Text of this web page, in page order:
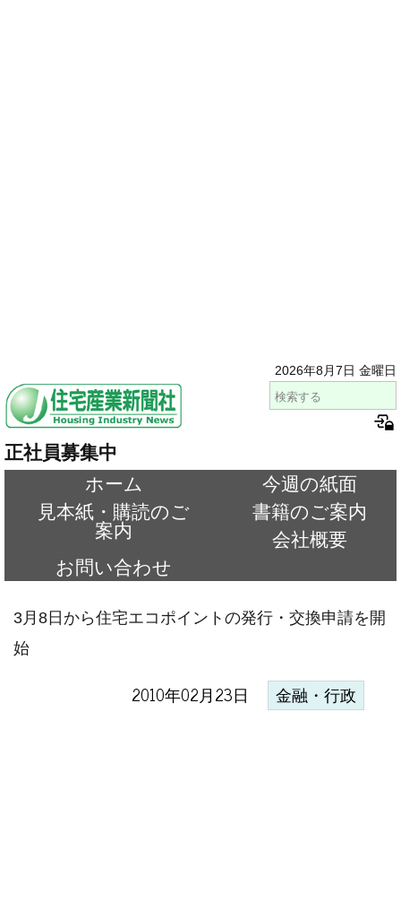
2026年8月7日 金曜日
正社員募集中
ホーム
今週の紙面
見本紙・購読のご
案内
書籍のご案内
会社概要
お問い合わせ
3月8日から住宅エコポイントの発行・交換申請を開
始
2010年02月23日 金融・行政